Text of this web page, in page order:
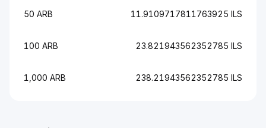
50 ARB 11.9109717811763925 ILS
100 ARB 23.821943562352785 ILS
1,000 ARB 238.21943562352785 ILS